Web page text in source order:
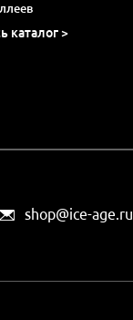
каталог >
shop@ice-age.ru